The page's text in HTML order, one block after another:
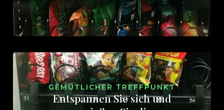
GEMÜTLICHER TREFFPUNKT
Entspannen Sie sich und